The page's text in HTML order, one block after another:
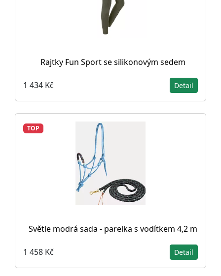
Rajtky Fun Sport se silikonovým sedem
1 434 Kč Detail
TOP
Světle modrá sada - parelka s vodítkem 4,2 m
1 458 Kč Detail